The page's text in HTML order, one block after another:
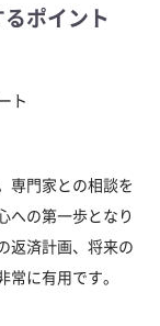
ポイント
ト
専門家との相談を
への第一歩となり
返済計画、将来の
に有用です。